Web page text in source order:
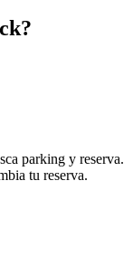
parking y reserva.
tu reserva.